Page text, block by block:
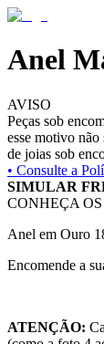
Anel
AVISO
Peças sob
esse motivo não
de joias sob
• Consulte a
SIMULAR
CONHEÇA
Anel em Ouro
Encomende a
ATENÇÃO: